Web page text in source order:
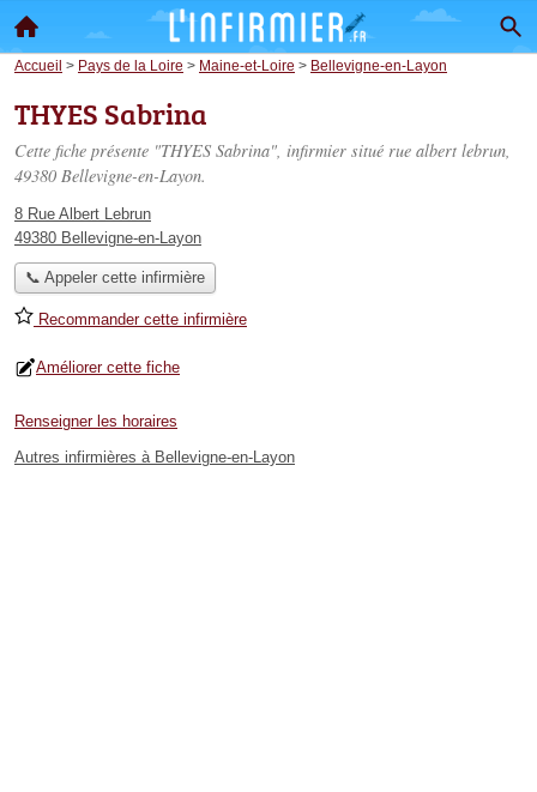
Accueil > Pays de la Loire > Maine-et-Loire > Bellevigne-en-Layon
THYES Sabrina
Cette fiche présente "THYES Sabrina", infirmier situé rue albert lebrun,
49380 Bellevigne-en-Layon.
8 Rue Albert Lebrun
49380 Bellevigne-en-Layon
📞 Appeler cette infirmière
Recommander cette infirmière
Améliorer cette fiche
Renseigner les horaires
Autres infirmières à Bellevigne-en-Layon